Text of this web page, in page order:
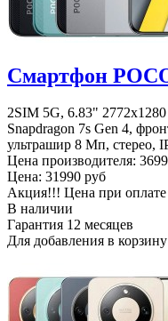
Смартфон
2SIM 5G, 6.83" 2772x1280
Snapdragon 7s Gen 4,
ультрашир 8 Мп, стерео,
Цена производителя:
Цена: 31990 руб
Акция!!! Цена при
В наличии
Гарантия 12 месяцев
Для добавления в